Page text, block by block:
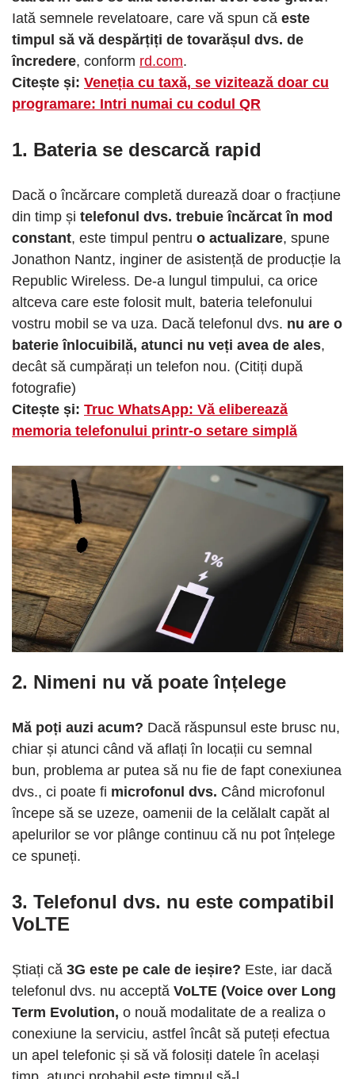
Iată semnele revelatoare, care vă spun că este
timpul să vă despărțiți de tovarășul dvs. de
încredere, conform rd.com.
Citește și: Veneția cu taxă, se vizitează doar cu
programare: Intri numai cu codul QR
1. Bateria se descarcă rapid
Dacă o încărcare completă durează doar o fracțiune
din timp și telefonul dvs. trebuie încărcat în mod
constant, este timpul pentru o actualizare, spune
Jonathon Nantz, inginer de asistență de producție la
Republic Wireless. De-a lungul timpului, ca orice
altceva care este folosit mult, bateria telefonului
vostru mobil se va uza. Dacă telefonul dvs. nu are o
baterie înlocuibilă, atunci nu veți avea de ales,
decât să cumpărați un telefon nou. (Citiți după
fotografie)
Citește și: Truc WhatsApp: Vă eliberează
memoria telefonului printr-o setare simplă
2. Nimeni nu vă poate înțelege
Mă poți auzi acum? Dacă răspunsul este brusc nu,
chiar și atunci când vă aflați în locații cu semnal
bun, problema ar putea să nu fie de fapt conexiunea
dvs., ci poate fi microfonul dvs. Când microfonul
începe să se uzeze, oamenii de la celălalt capăt al
apelurilor se vor plânge continuu că nu pot înțelege
ce spuneți.
3. Telefonul dvs. nu este compatibil
VoLTE
Știați că 3G este pe cale de ieșire? Este, iar dacă
telefonul dvs. nu acceptă VoLTE (Voice over Long
Term Evolution, o nouă modalitate de a realiza o
conexiune la serviciu, astfel încât să puteți efectua
un apel telefonic și să vă folosiți datele în același